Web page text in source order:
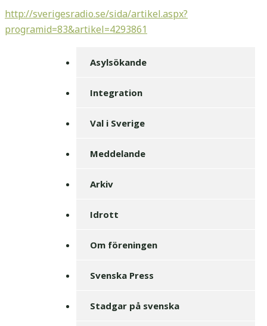
http://sverigesradio.se/sida/artikel.aspx?
programid=83&artikel=4293861
Asylsökande
Integration
Val i Sverige
Meddelande
Arkiv
Idrott
Om föreningen
Svenska Press
Stadgar på svenska